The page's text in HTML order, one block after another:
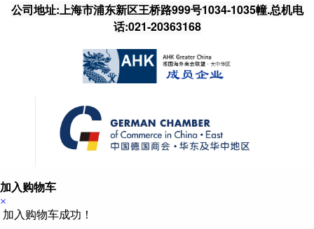
公司地址:上海市浦东新区王桥路999号1034-1035幢.总机电
话:021-20363168
加入购物车
×
加入购物车成功！